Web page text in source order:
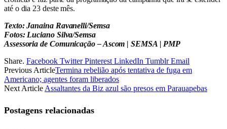
até o dia 23 deste mês.
Texto: Janaina Ravanelli/Semsa
Fotos: Luciano Silva/Semsa
Assessoria de Comunicação – Ascom | SEMSA | PMP
Share. Facebook Twitter Pinterest LinkedIn Tumblr Email
Previous ArticleTermina rebelião após tentativa de fuga em
Americano; agentes foram liberados
Next Article Assaltantes da Biz azul são presos em Parauapebas
Postagens relacionadas